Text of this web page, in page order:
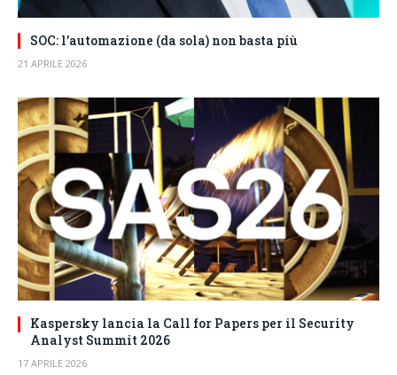
SOC: l’automazione (da sola) non basta più
21 APRILE 2026
Kaspersky lancia la Call for Papers per il Security
Analyst Summit 2026
17 APRILE 2026